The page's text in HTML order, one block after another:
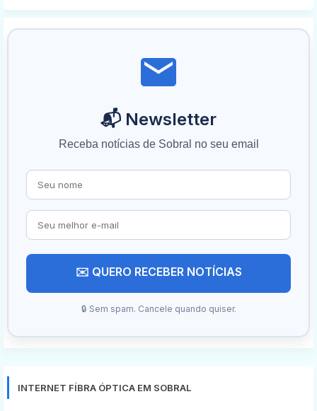
📬 Newsletter
Receba notícias de Sobral no seu email
✉️ QUERO RECEBER NOTÍCIAS
🔒 Sem spam. Cancele quando quiser.
INTERNET FÍBRA ÓPTICA EM SOBRAL